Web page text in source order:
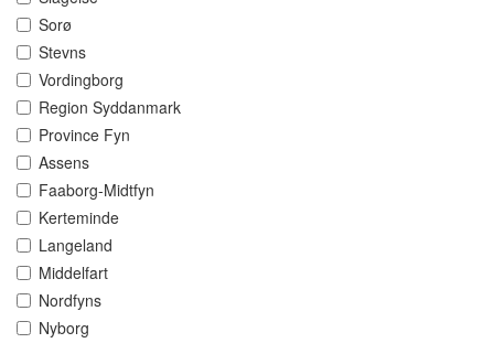
Sorø
Stevns
Vordingborg
Region Syddanmark
Province Fyn
Assens
Faaborg-Midtfyn
Kerteminde
Langeland
Middelfart
Nordfyns
Nyborg